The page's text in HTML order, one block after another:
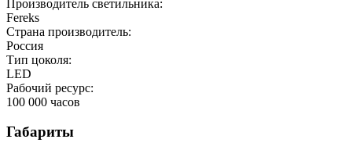
Производитель светильника:
Fereks
Страна производитель:
Россия
Тип цоколя:
LED
Рабочий ресурс:
100 000 часов
Габариты